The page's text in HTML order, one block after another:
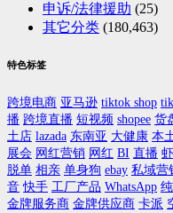
申诉/法律援助 (25)
其它分类 (180,463)
特色标签
跨境电商 亚马逊 tiktok shop
播 跨境直播 短视频 shopee 货
土店 lazada 东南亚 大健康 本
展会 网红营销 网红 BI 直播
脱单 相亲 单身狗 ebay 私域营
音 快手 工厂产品 WhatsApp
金牌服务商 金牌供应商 卡派